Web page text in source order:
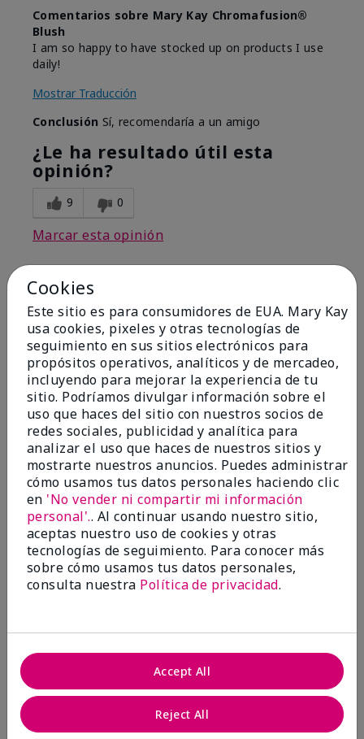
Comentarios sobre Mary Kay Chromafusion®
Blush
I am so happy to have stocked up on products I use
daily!
Mostrar Traducción
Conclusión Sí, recomendaría a un amigo
¿Le ha resultado útil esta
opinión?
9 0
Marcar esta opinión
Not a favorite
EnviadoHace 9 meses
por
Bette B.
de Green Valley
Comprador verificado
Evaluado en
marykay.com/en-us/
Comentarios sobre Mary Kay Chromafusion®
Blush
The blush is hard to get used to - it goes on very
heavy and then needs to be softened. I think I will
stick with my old brand for now.
Mostrar Traducción
¿Le ha resultado útil esta
opinión?
Marcar esta opinión
Cookies
Este sitio es para consumidores de EUA. Mary Kay
usa cookies, pixeles y otras tecnologías de
seguimiento en sus sitios electrónicos para
propósitos operativos, analíticos y de mercadeo,
incluyendo para mejorar la experiencia de tu
sitio. Podríamos divulgar información sobre el
uso que haces del sitio con nuestros socios de
redes sociales, publicidad y analítica para
analizar el uso que haces de nuestros sitios y
mostrarte nuestros anuncios. Puedes administrar
cómo usamos tus datos personales haciendo clic
en 'No vender ni compartir mi información
personal'.. Al continuar usando nuestro sitio,
aceptas nuestro uso de cookies y otras
tecnologías de seguimiento. Para conocer más
sobre cómo usamos tus datos personales,
consulta nuestra Política de privacidad.
Reject All
Accept All